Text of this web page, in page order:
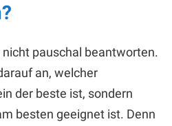
pauschal beantworten.
an, welcher
der beste ist, sondern
besten geeignet ist. Denn